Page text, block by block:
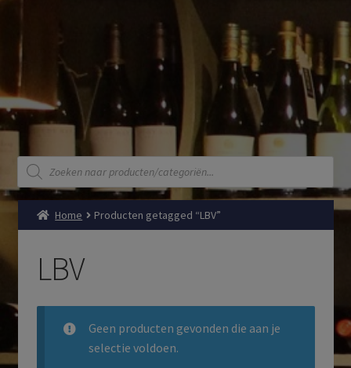
Producten
zoeken
Home Producten getagged “LBV”
LBV
Geen producten gevonden die aan je
selectie voldoen.